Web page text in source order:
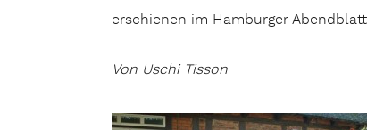
erschienen im Hamburger Abendblatt
Von Uschi Tisson